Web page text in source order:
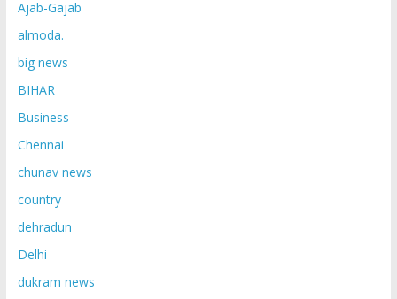
Ajab-Gajab
almoda.
big news
BIHAR
Business
Chennai
chunav news
country
dehradun
Delhi
dukram news